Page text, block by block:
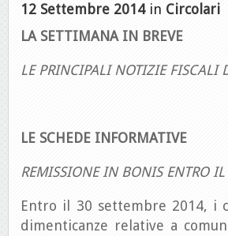
12 Settembre 2014in Circolari
LA SETTIMANA IN BREVE
LE PRINCIPALI NOTIZIE FISCALI
LE SCHEDE INFORMATIVE
REMISSIONE IN BONIS ENTRO IL
Entro il 30 settembre 2014, i
dimenticanze relative a